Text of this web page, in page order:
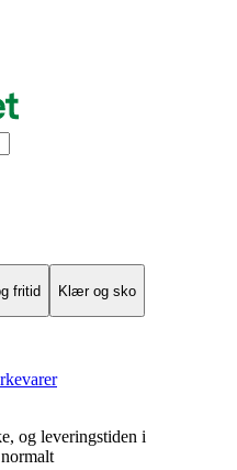
fritid Klær og sko
og leveringstiden i